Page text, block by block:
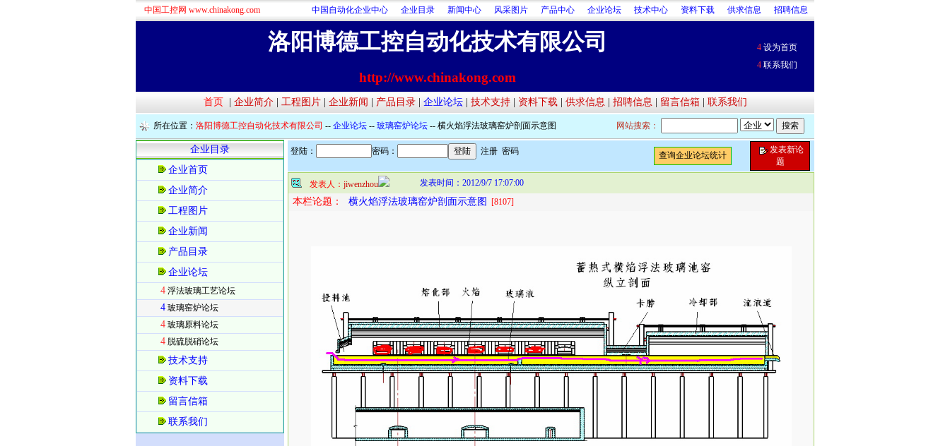
中国工控网 www.chinakong.com 中国自动化企业中心 企业目录 新闻中心 风采图片 产品中心 企业论坛 技术中心 资料下载 供求信息 招聘信息
洛阳博德工控自动化技术有限公司
http://www.chinakong.com
4 设为首页
4 联系我们
首页 企业简介| 工程图片| 企业新闻 产品目录| 企业论坛| 技术支持| 资料下载| 供求信息 招聘信息 留言信箱| 联系我们
所在位置： 洛阳博德工控自动化技术有限公司 -- 企业论坛 -- 玻璃窑炉论坛 -- 横火焰浮法玻璃窑炉剖面示意图 网站搜索：
企业目录
企业首页
企业简介
工程图片
企业新闻
产品目录
企业论坛
4 浮法玻璃工艺论坛
4 玻璃窑炉论坛
4 玻璃原料论坛
4 脱硫脱硝论坛
技术支持
资料下载
留言信箱
联系我们
登陆： 密码： 注册 密码 查询企业论坛统计
发表新论
题
发表人： jiwenzhou 发表时间：2012/9/7 17:07:00
本栏论题： 横火焰浮法玻璃窑炉剖面示意图 [8107]